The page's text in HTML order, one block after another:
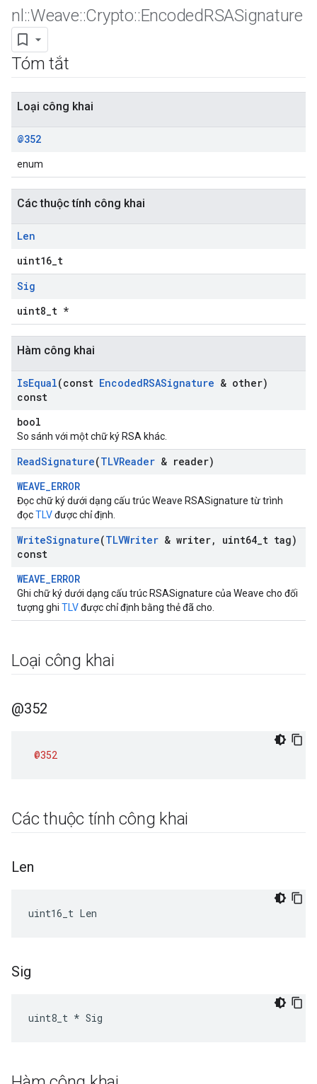
nl ::Weave::Crypto::EncodedRSASignature
Tóm tắt
Loại công khai
@352
enum
Các thuộc tính công khai
Len
uint16_t
Sig
uint8_t *
Hàm công khai
IsEqual(const EncodedRSASignature & other)
const
bool
So sánh với một chữ ký RSA khác.
ReadSignature(TLVReader & reader)
WEAVE_ERROR
Đọc chữ ký dưới dạng cấu trúc Weave RSASignature từ trình
đọcTLVđược chỉ định.
WriteSignature(TLVWriter & writer, uint64 t tag)
const
WEAVE_ERROR
Ghi chữ ký dưới dạng cấu trúc RSASignature của Weave cho đối
tượng ghi TLVđược chỉ định bằng thẻ đã cho.
Loại công khai
@352
@352
Các thuộc tính công khai
Len
uint16_t Len
Sig
uint8_t * Sig